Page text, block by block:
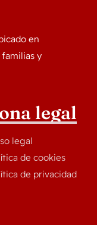
en
familias y
legal
legal
de cookies
de privacidad